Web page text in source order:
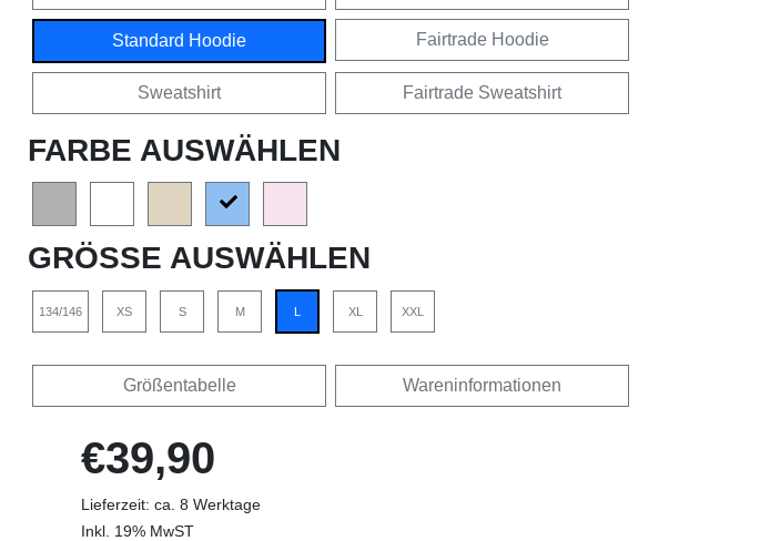
Standard Hoodie Fairtrade Hoodie
Sweatshirt Fairtrade Sweatshirt
FARBE AUSWÄHLEN
GRÖSSE AUSWÄHLEN
134/146 XS S M L XL XXL
Größentabelle Wareninformationen
€39,90
Lieferzeit: ca. 8 Werktage
Inkl. 19% MwST